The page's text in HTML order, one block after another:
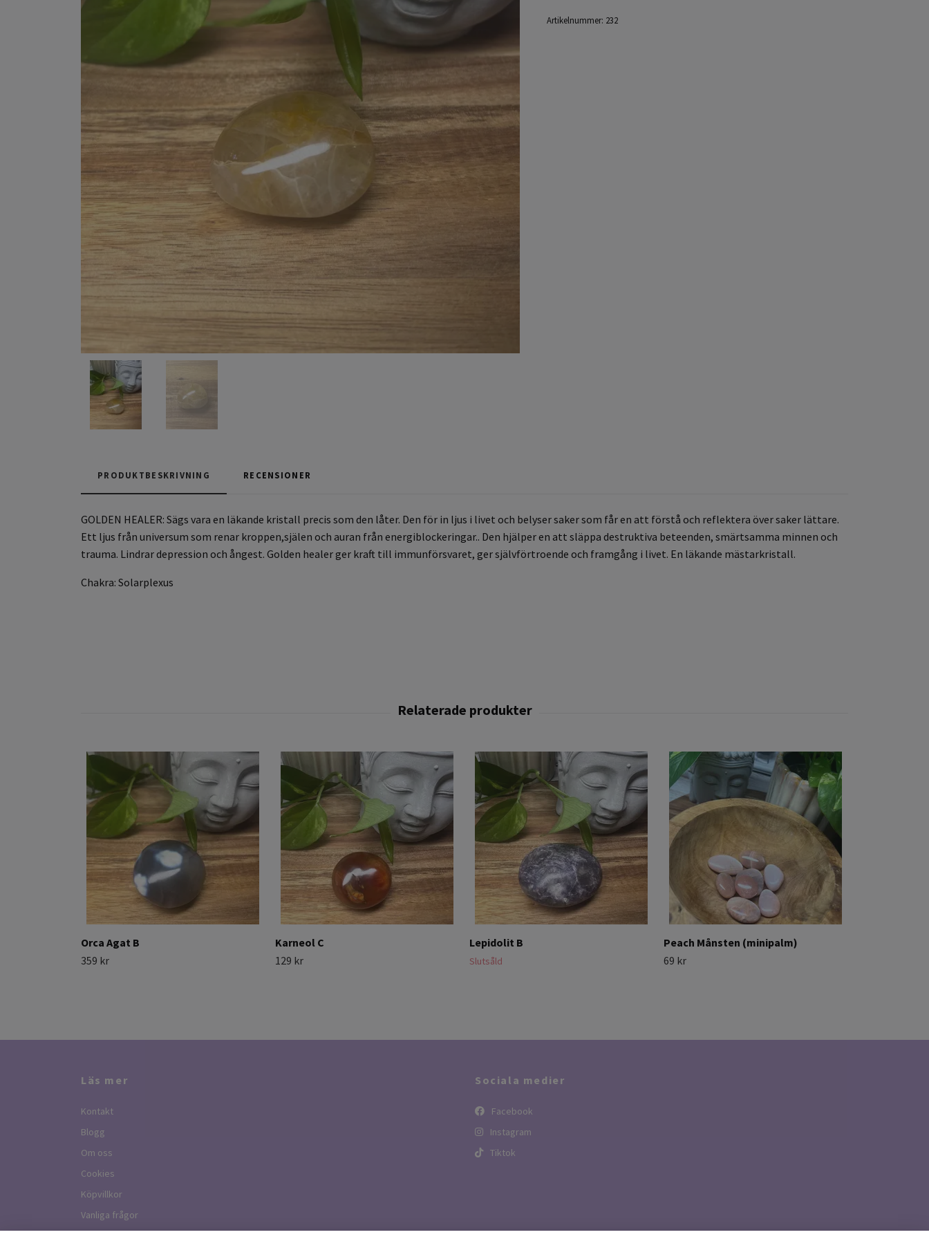
Artikelnummer: 232
PRODUKTBESKRIVNING RECENSIONER
GOLDEN HEALER: Sägs vara en läkande kristall precis som den låter. Den för in ljus i livet och belyser saker som får en att förstå och reflektera över saker lättare.
Ett ljus från universum som renar kroppen,själen och auran från energiblockeringar.. Den hjälper en att släppa destruktiva beteenden, smärtsamma minnen och
trauma. Lindrar depression och ångest. Golden healer ger kraft till immunförsvaret, ger självförtroende och framgång i livet. En läkande mästarkristall.
Chakra: Solarplexus
Orca Agat B
359 kr
Karneol C
129 kr
Lepidolit B
Slutsåld
Peach Månsten (minipalm)
69 kr
Läs mer
Kontakt
Blogg
Om oss
Cookies
Köpvillkor
Vanliga frågor
Sociala medier
Facebook
Instagram
Tiktok